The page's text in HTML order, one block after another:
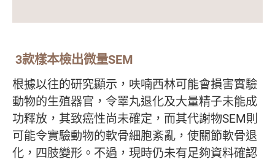
3款樣本檢出微量SEM
根據以往的研究顯示，呋喃西林可能會損害實驗
動物的生殖器官，令睪丸退化及大量精子未能成
功釋放，其致癌性尚未確定，而其代謝物SEM則
可能令實驗動物的軟骨細胞紊亂，使關節軟骨退
化，四肢變形。不過，現時仍未有足夠資料確認